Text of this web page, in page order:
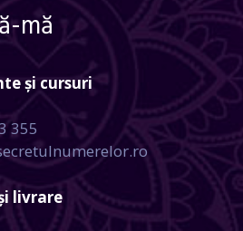
mă
și cursuri
355
livrare